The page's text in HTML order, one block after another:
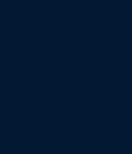
ein Express-
Rezeption.
ist dieses
wie: